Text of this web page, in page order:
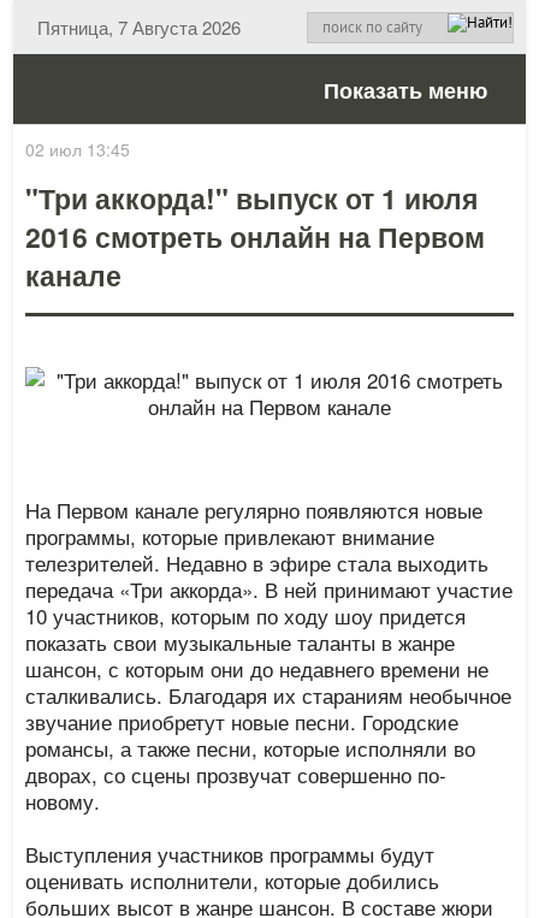
Пятница, 7 Августа 2026
Показать меню
02 июл 13:45
"Три аккорда!" выпуск от 1 июля
2016 смотреть онлайн на Первом
канале
На Первом канале регулярно появляются новые
программы, которые привлекают внимание
телезрителей. Недавно в эфире стала выходить
передача «Три аккорда». В ней принимают участие
10 участников, которым по ходу шоу придется
показать свои музыкальные таланты в жанре
шансон, с которым они до недавнего времени не
сталкивались. Благодаря их стараниям необычное
звучание приобретут новые песни. Городские
романсы, а также песни, которые исполняли во
дворах, со сцены прозвучат совершенно по-
новому.
Выступления участников программы будут
оценивать исполнители, которые добились
больших высот в жанре шансон. В составе жюри